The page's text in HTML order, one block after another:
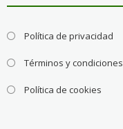
Política de privacidad
Términos y condiciones
Política de cookies